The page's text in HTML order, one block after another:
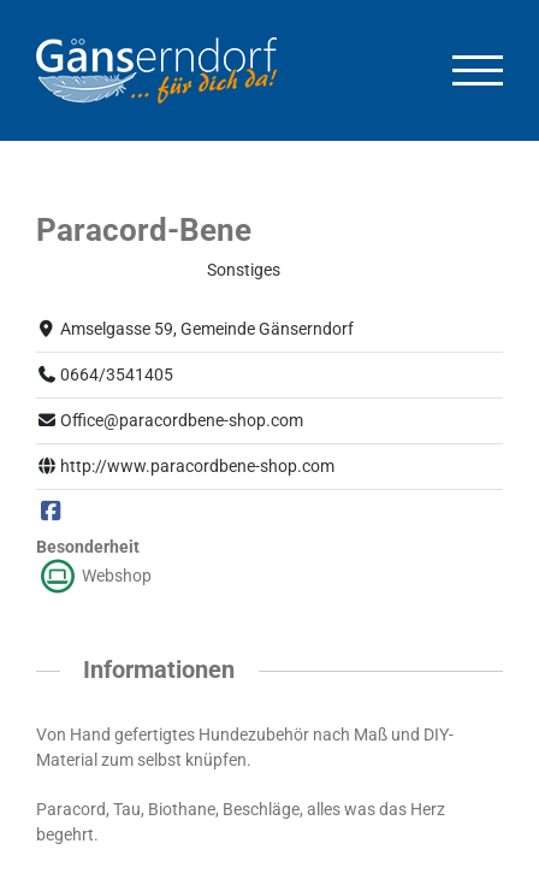
springen
Paracord-Bene
Sonstiges
Amselgasse 59, Gemeinde Gänserndorf
0664/3541405
Office@paracordbene-shop.com
http://www.paracordbene-shop.com
Besonderheit
Webshop
Informationen
Von Hand gefertigtes Hundezubehör nach Maß und DIY-
Material zum selbst knüpfen.
Paracord, Tau, Biothane, Beschläge, alles was das Herz
begehrt.